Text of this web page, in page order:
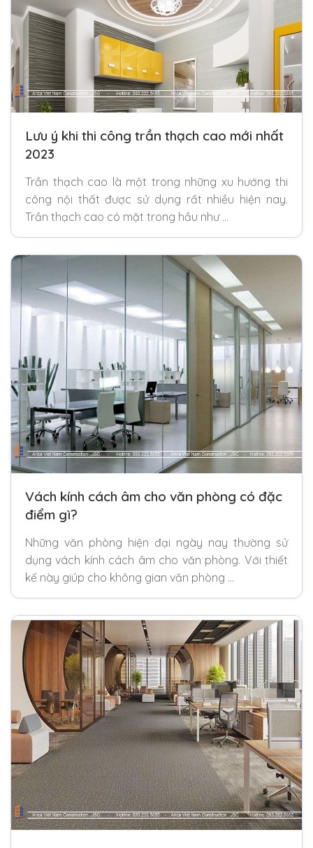
Lưu ý khi thi công trần thạch cao mới nhất
2023
Trần thạch cao là một trong những xu hướng thi
công nội thất được sử dụng rất nhiều hiện nay.
Trần thạch cao có mặt trong hầu như …
Vách kính cách âm cho văn phòng có đặc
điểm gì?
Những văn phòng hiện đại ngày nay thường sử
dụng vách kính cách âm cho văn phòng. Với thiết
kế này giúp cho không gian văn phòng …